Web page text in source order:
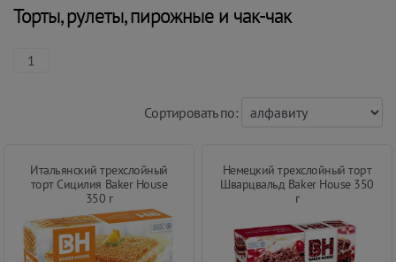
Торты, рулеты, пирожные и чак-чак
1
Cортировать по:
Итальянский трехслойный
торт Сицилия Baker House
350 г
Немецкий трехслойный торт
Шварцвальд Baker House 350
г